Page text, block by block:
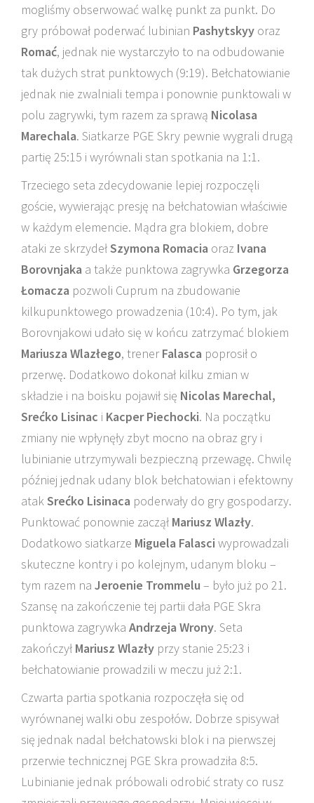
mogliśmy obserwować walkę punkt za punkt. Do
gry próbował poderwać lubinian Pashytskyy oraz
Romać, jednak nie wystarczyło to na odbudowanie
tak dużych strat punktowych (9:19). Bełchatowianie
jednak nie zwalniali tempa i ponownie punktowali w
polu zagrywki, tym razem za sprawą Nicolasa
Marechala. Siatkarze PGE Skry pewnie wygrali drugą
partię 25:15 i wyrównali stan spotkania na 1:1.
Trzeciego seta zdecydowanie lepiej rozpoczęli
goście, wywierając presję na bełchatowian właściwie
w każdym elemencie. Mądra gra blokiem, dobre
ataki ze skrzydełSzymona Romacia oraz Ivana
Borovnjaka a także punktowa zagrywka Grzegorza
Łomacza pozwoli Cuprum na zbudowanie
kilkupunktowego prowadzenia (10:4). Po tym, jak
Borovnjakowi udało się w końcu zatrzymać blokiem
Mariusza Wlazłego, trenerFalasca poprosił o
przerwę. Dodatkowo dokonał kilku zmian w
składzie i na boisku pojawił się Nicolas Marechal,
Srećko Lisinac i Kacper Piechocki. Na początku
zmiany nie wpłynęły zbyt mocno na obraz gry i
lubinianie utrzymywali bezpieczną przewagę. Chwilę
później jednak udany blok bełchatowian i efektowny
atakSrećko Lisinaca poderwały do gry gospodarzy.
Punktować ponownie zaczął Mariusz Wlazły.
Dodatkowo siatkarze Miguela Falasci wyprowadzali
skuteczne kontry i po kolejnym, udanym bloku –
tym razem na Jeroenie Trommelu – było już po 21.
Szansę na zakończenie tej partii dała PGE Skra
punktowa zagrywka Andrzeja Wrony. Seta
zakończył Mariusz Wlazły przy stanie 25:23 i
bełchatowianie prowadzili w meczu już 2:1.
Czwarta partia spotkania rozpoczęła się od
wyrównanej walki obu zespołów. Dobrze spisywał
się jednak nadal bełchatowski blok i na pierwszej
przerwie technicznej PGE Skra prowadziła 8:5.
Lubinianie jednak próbowali odrobić straty co rusz